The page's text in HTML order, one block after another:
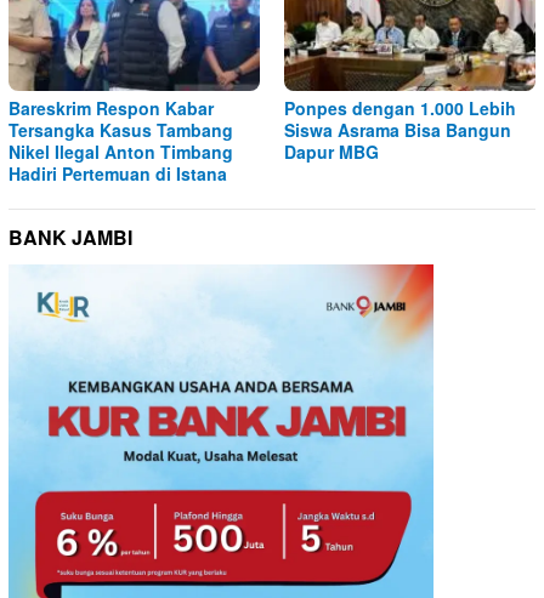
Bareskrim Respon Kabar
Tersangka Kasus Tambang
Nikel Ilegal Anton Timbang
Hadiri Pertemuan di Istana
Ponpes dengan 1.000 Lebih
Siswa Asrama Bisa Bangun
Dapur MBG
BANK JAMBI